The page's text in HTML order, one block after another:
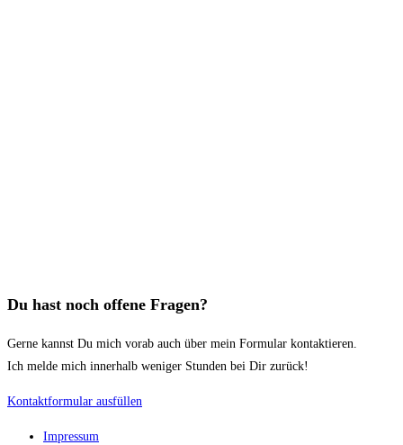
Du hast noch offene Fragen?
Gerne kannst Du mich vorab auch über mein Formular kontaktieren.
Ich melde mich innerhalb weniger Stunden bei Dir zurück!
Kontaktformular ausfüllen
Impressum